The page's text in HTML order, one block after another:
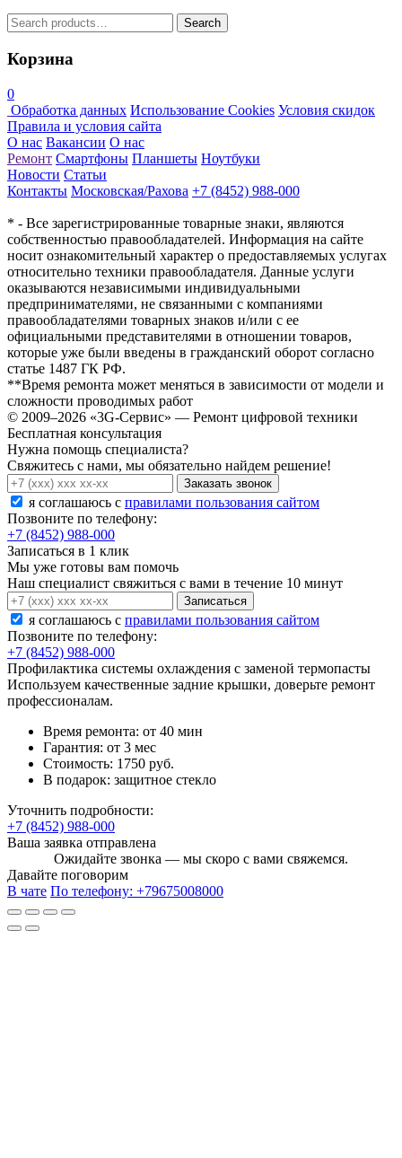
Search
for:
Search
Корзина
0
Обработка данных Использование Cookies Условия скидок
Правила и условия сайта
О нас Вакансии О нас
Ремонт Смартфоны Планшеты Ноутбуки
Новости Статьи
Контакты Московская/Рахова +7 (8452) 988-000
* - Все зарегистрированные товарные знаки, являются
собственностью правообладателей. Информация на сайте
носит ознакомительный характер о предоставляемых услугах
относительно техники правообладателя. Данные услуги
оказываются независимыми индивидуальными
предпринимателями, не связанными с компаниями
правообладателями товарных знаков и/или с ее
официальными представителями в отношении товаров,
которые уже были введены в гражданский оборот согласно
статье 1487 ГК РФ.
**Время ремонта может меняться в зависимости от модели и
сложности проводимых работ
© 2009–2026 «3G-Сервис» — Ремонт цифровой техники
Бесплатная консультация
Нужна помощь специалиста?
Свяжитесь с нами, мы обязательно найдем решение!
Заказать звонок
я соглашаюсь c правилами пользования сайтом
Позвоните по телефону:
+7 (8452) 988-000
Записаться в 1 клик
Мы уже готовы вам помочь
Наш специалист свяжиться с вами в течение 10 минут
Записаться
я соглашаюсь c правилами пользования сайтом
Позвоните по телефону:
+7 (8452) 988-000
Профилактика системы охлаждения с заменой термопасты
Используем качественные задние крышки, доверьте ремонт
профессионалам.
Время ремонта: от 40 мин
Гарантия: от 3 мес
Стоимость: 1750 руб.
В подарок: защитное стекло
Уточнить подробности:
+7 (8452) 988-000
Ваша заявка отправлена
Ожидайте звонка — мы скоро с вами свяжемся.
Давайте поговорим
В чате По телефону: +79675008000